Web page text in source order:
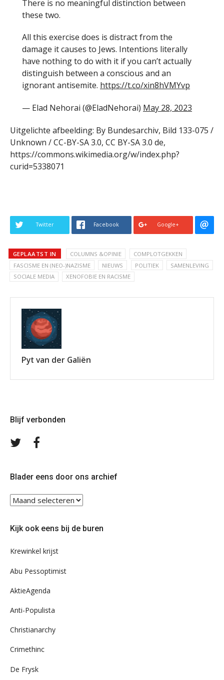
There is no meaningful distinction between
these two.
All this exercise does is distract from the
damage it causes to Jews. Intentions literally
have nothing to do with it if you can’t actually
distinguish between a conscious and an
ignorant antisemite. https://t.co/xin8hVMYvp
— Elad Nehorai (@EladNehorai) May 28, 2023
Uitgelichte afbeelding: By Bundesarchiv, Bild 133-075 /
Unknown / CC-BY-SA 3.0, CC BY-SA 3.0 de,
https://commons.wikimedia.org/w/index.php?
curid=5338071
Twitter Facebook Google+
GEPLAATST IN COLUMNS &OPINIE
COMPLOTGEKKEN
FASCISME EN (NEO-)NAZISME
NIEUWS POLITIEK
SAMENLEVING
SOCIALE MEDIA
XENOFOBIE EN RACISME
Pyt van der Galiën
Blijf verbonden
Volg
Blader eens door ons archief
Blader
ons
Kijk ook eens bij de buren
Krewinkel krijst
Abu Pessoptimist
AktieAgenda
Anti-Populista
Christianarchy
Crimethinc
De Frysk